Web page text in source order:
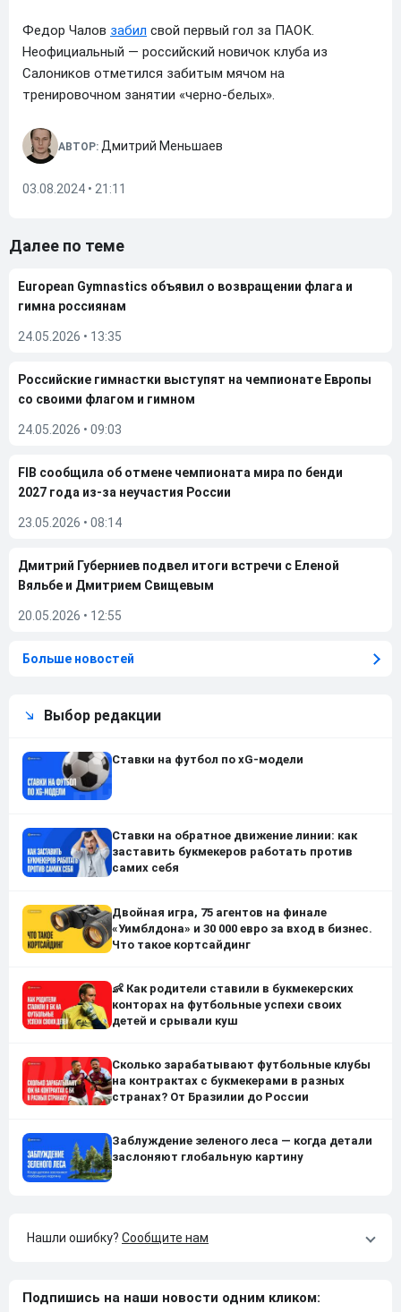
Федор Чалов забил свой первый гол за ПАОК.
Неофициальный — российский новичок клуба из
Салоников отметился забитым мячом на
тренировочном занятии «черно-белых».
АВТОР: Дмитрий Меньшаев
03.08.2024 • 21:11
Далее по теме
European Gymnastics объявил о возвращении флага и
гимна россиянам
24.05.2026 • 13:35
Российские гимнастки выступят на чемпионате Европы
со своими флагом и гимном
24.05.2026 • 09:03
FIB сообщила об отмене чемпионата мира по бенди
2027 года из-за неучастия России
23.05.2026 • 08:14
Дмитрий Губерниев подвел итоги встречи с Еленой
Вяльбе и Дмитрием Свищевым
20.05.2026 • 12:55
Больше новостей
Выбор редакции
Ставки на футбол по xG-модели
Ставки на обратное движение линии: как
заставить букмекеров работать против
самих себя
Двойная игра, 75 агентов на финале
«Уимблдона» и 30 000 евро за вход в бизнес.
Что такое кортсайдинг
👶 Как родители ставили в букмекерских
конторах на футбольные успехи своих
детей и срывали куш
Сколько зарабатывают футбольные клубы
на контрактах с букмекерами в разных
странах? От Бразилии до России
Заблуждение зеленого леса — когда детали
заслоняют глобальную картину
Нашли ошибку? Сообщите нам
Подпишись на наши новости одним кликом: